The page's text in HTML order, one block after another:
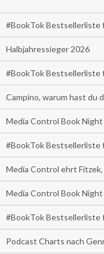
#BookTok Bestsellerliste
Halbjahressieger 2026
#BookTok Bestsellerliste
Campino, warum hast du
Media Control Book
#BookTok Bestsellerliste
Media Control ehrt
Media Control Book
#BookTok Bestsellerliste
Podcast Charts nach